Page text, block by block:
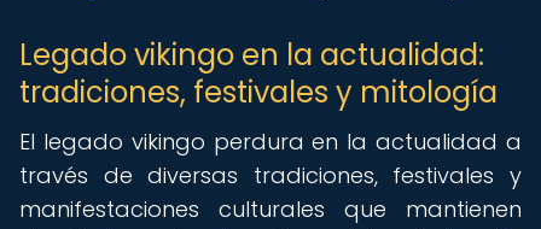
Legado vikingo en la actualidad:
tradiciones, festivales y mitología
El legado vikingo perdura en la actualidad a
través de diversas tradiciones, festivales y
manifestaciones culturales que mantienen